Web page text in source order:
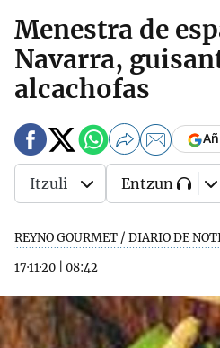
Menestra de
Navarra,
alcachofas
REYNO GOURMET / DIARIO DE
17·11·20
08:42
Itzuli Entzun